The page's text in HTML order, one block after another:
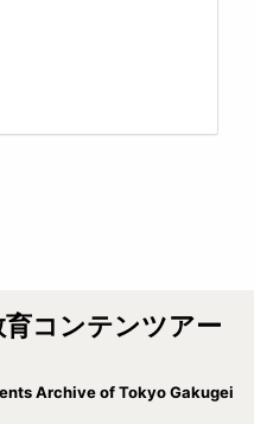
コンテンツアー
Archive of Tokyo Gakugei